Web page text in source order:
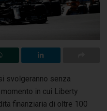
svolgeranno senza
in cui Liberty
finanziaria di oltre 100